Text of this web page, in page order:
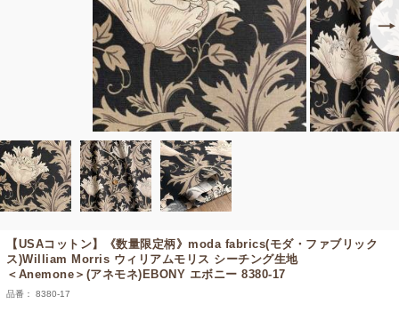
【USAコットン】《数量限定柄》moda fabrics(モダ・ファブリック
ス)William Morris ウィリアムモリス シーチング生地
＜Anemone＞(アネモネ)EBONY エボニー 8380-17
品番： 8380-17